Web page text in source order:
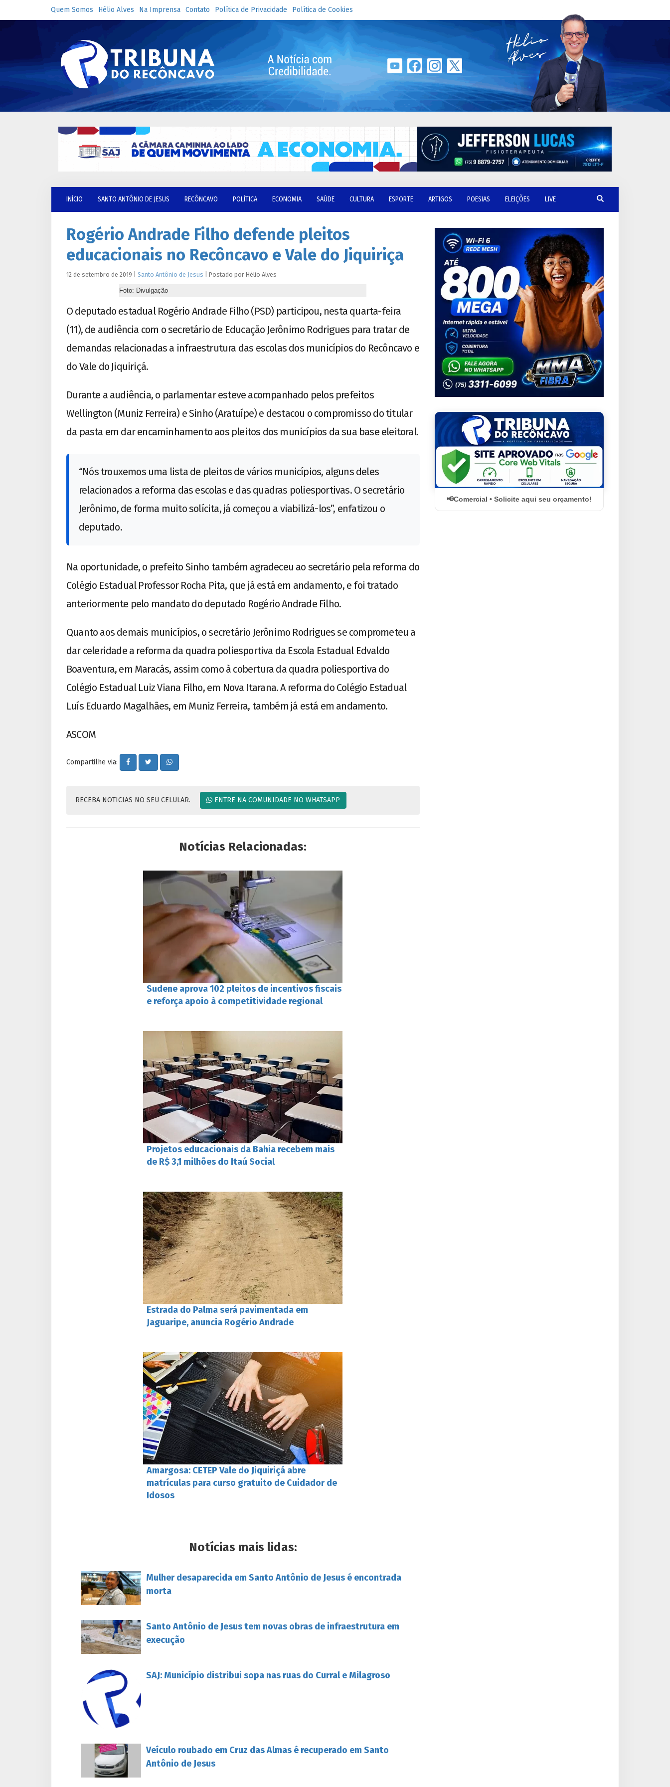
Quem Somos Hélio Alves Na Imprensa Contato Política de Privacidade Política de Cookies
INÍCIO SANTO ANTÔNIO DE JESUS RECÔNCAVO POLÍTICA ECONOMIA SAÚDE CULTURA ESPORTE ARTIGOS POESIAS ELEIÇÕES LIVE
Rogério Andrade Filho defende pleitos
educacionais no Recôncavo e Vale do Jiquiriça
12 de setembro de 2019 Santo Antônio de Jesus Postado por Hélio Alves
Foto: Divulgação
O deputado estadual Rogério Andrade Filho (PSD) participou, nesta quarta-feira
(11), de audiência com o secretário de Educação Jerônimo Rodrigues para tratar de
demandas relacionadas a infraestrutura das escolas dos municípios do Recôncavo e
do Vale do Jiquiriçá.
Durante a audiência, o parlamentar esteve acompanhado pelos prefeitos
Wellington (Muniz Ferreira) e Sinho (Aratuípe) e destacou o compromisso do titular
da pasta em dar encaminhamento aos pleitos dos municípios da sua base eleitoral.
“Nós trouxemos uma lista de pleitos de vários municípios, alguns deles
relacionados a reforma das escolas e das quadras poliesportivas. O secretário
Jerônimo, de forma muito solícita, já começou a viabilizá-los”, enfatizou o
deputado.
Na oportunidade, o prefeito Sinho também agradeceu ao secretário pela reforma do
Colégio Estadual Professor Rocha Pita, que já está em andamento, e foi tratado
anteriormente pelo mandato do deputado Rogério Andrade Filho.
Quanto aos demais municípios, o secretário Jerônimo Rodrigues se comprometeu a
dar celeridade a reforma da quadra poliesportiva da Escola Estadual Edvaldo
Boaventura, em Maracás, assim como à cobertura da quadra poliesportiva do
Colégio Estadual Luiz Viana Filho, em Nova Itarana. A reforma do Colégio Estadual
Luís Eduardo Magalhães, em Muniz Ferreira, também já está em andamento.
ASCOM
Compartilhe via:
RECEBA NOTICIAS NO SEU CELULAR. ENTRE NA COMUNIDADE NO WHATSAPP
Notícias Relacionadas:
Sudene aprova 102 pleitos de incentivos fiscais
e reforça apoio à competitividade regional
Projetos educacionais da Bahia recebem mais
de R$ 3,1 milhões do Itaú Social
Estrada do Palma será pavimentada em
Jaguaripe, anuncia Rogério Andrade
Amargosa: CETEP Vale do Jiquiriçá abre
matrículas para curso gratuito de Cuidador de
Idosos
Notícias mais lidas:
Mulher desaparecida em Santo Antônio de Jesus é encontrada
morta
Santo Antônio de Jesus tem novas obras de infraestrutura em
execução
SAJ: Município distribui sopa nas ruas do Curral e Milagroso
Veículo roubado em Cruz das Almas é recuperado em Santo
Antônio de Jesus
Comercial • Solicite aqui seu orçamento!